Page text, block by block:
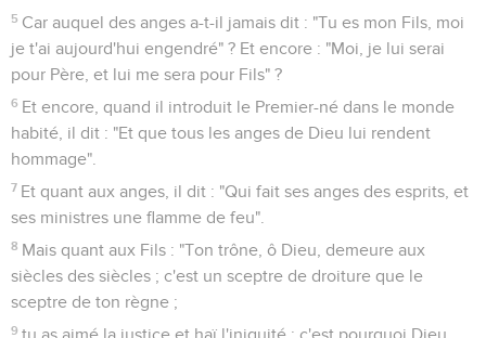
habité à venir dont nous parlons ;
6 mais quelqu'un a rendu ce témoignage quelque part,
disant : "Qu'est-ce que l'homme que tu te souviennes de lui,
ou le fils de l'homme que tu le visites ?
7 Tu l'as fait un peu moindre que les anges ; tu l'as couronné
de gloire et d'honneur, et l'as établi sur les oeuvres de tes
mains ;
8 tu as assujetti toutes choses sous ses pieds" ; car en lui
assujettissant toutes choses, il n'a rien laissé qui ne lui soit
assujetti ; mais maintenant nous ne voyons pas encore que
toutes choses lui soient assujetties ;
9 mais nous voyons Jésus, qui a été fait un peu moindre que